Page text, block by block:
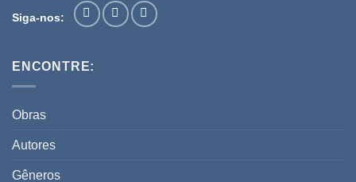
Siga-nos:
ENCONTRE:
Obras
Autores
Gêneros